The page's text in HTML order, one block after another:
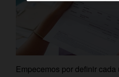
Empecemos por definir